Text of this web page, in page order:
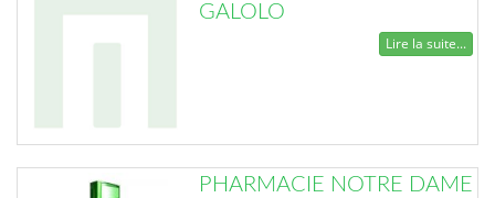
GALOLO
Lire la suite...
PHARMACIE NOTRE DAME